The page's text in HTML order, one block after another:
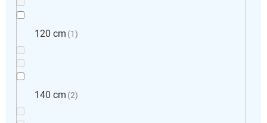
120 cm 1
140 cm 2